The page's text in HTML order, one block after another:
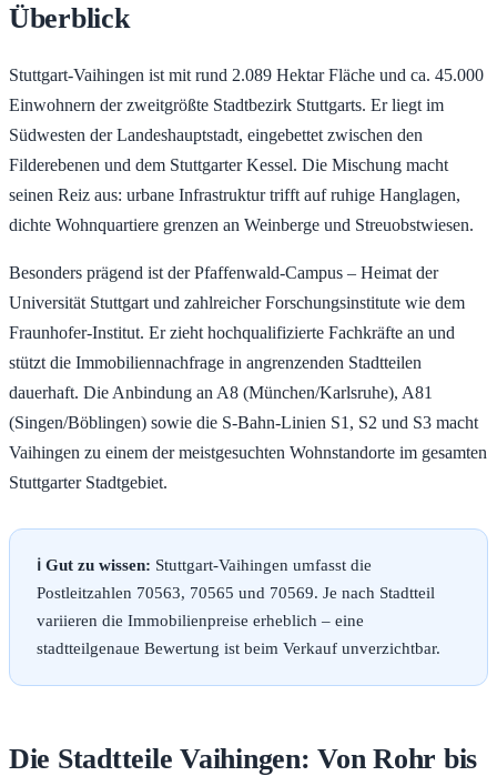
Überblick
Stuttgart-Vaihingen ist mit rund 2.089 Hektar Fläche und ca. 45.000
Einwohnern der zweitgrößte Stadtbezirk Stuttgarts. Er liegt im
Südwesten der Landeshauptstadt, eingebettet zwischen den
Filderebenen und dem Stuttgarter Kessel. Die Mischung macht
seinen Reiz aus: urbane Infrastruktur trifft auf ruhige Hanglagen,
dichte Wohnquartiere grenzen an Weinberge und Streuobstwiesen.
Besonders prägend ist der Pfaffenwald-Campus – Heimat der
Universität Stuttgart und zahlreicher Forschungsinstitute wie dem
Fraunhofer-Institut. Er zieht hochqualifizierte Fachkräfte an und
stützt die Immobiliennachfrage in angrenzenden Stadtteilen
dauerhaft. Die Anbindung an A8 (München/Karlsruhe), A81
(Singen/Böblingen) sowie die S-Bahn-Linien S1, S2 und S3 macht
Vaihingen zu einem der meistgesuchten Wohnstandorte im gesamten
Stuttgarter Stadtgebiet.
ℹ️ Gut zu wissen: Stuttgart-Vaihingen umfasst die
Postleitzahlen 70563, 70565 und 70569. Je nach Stadtteil
variieren die Immobilienpreise erheblich – eine
stadtteilgenaue Bewertung ist beim Verkauf unverzichtbar.
Die Stadtteile Vaihingen: Von Rohr bis